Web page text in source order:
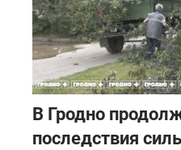
В Гродно
последствия